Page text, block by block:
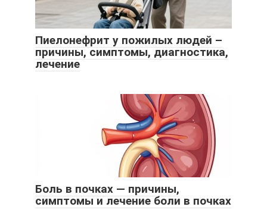
Пиелонефрит у пожилых людей –
причины, симптомы, диагностика,
лечение
Боль в почках — причины,
симптомы и лечение боли в почках